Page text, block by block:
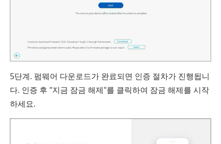
5단계. 펌웨어 다운로드가 완료되면 인증 절차가 진행됩니
다. 인증 후 "지금 잠금 해제"를 클릭하여 잠금 해제를 시작
하세요.